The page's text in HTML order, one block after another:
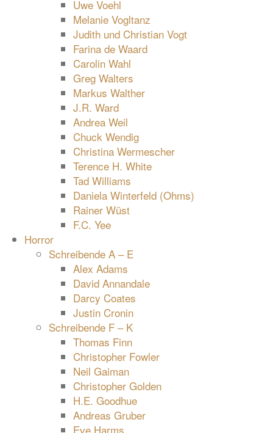
Uwe Voehl
Melanie Vogltanz
Judith und Christian Vogt
Farina de Waard
Carolin Wahl
Greg Walters
Markus Walther
J.R. Ward
Andrea Weil
Chuck Wendig
Christina Wermescher
Terence H. White
Tad Williams
Daniela Winterfeld (Ohms)
Rainer Wüst
F.C. Yee
Horror
Schreibende A – E
Alex Adams
David Annandale
Darcy Coates
Justin Cronin
Schreibende F – K
Thomas Finn
Christopher Fowler
Neil Gaiman
Christopher Golden
H.E. Goodhue
Andreas Gruber
Eve Harms